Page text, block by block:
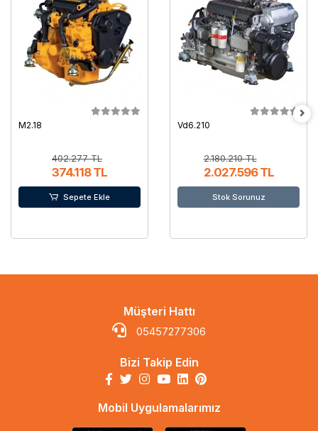
M2.18
402.277 TL
374.118 TL
Sepete Ekle
Vd6.210
2.180.210 TL
2.027.596 TL
Stok Sorunuz
Müşteri Hattı
05457277306
Bizi Takip Edin
Mobil Uygulamalarımız